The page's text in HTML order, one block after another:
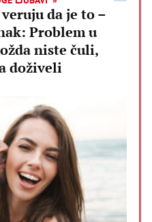
da je to –
Problem u
niste čuli,
doživeli